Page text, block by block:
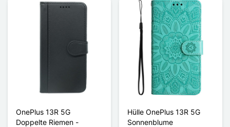
OnePlus 13R 5G
Doppelte Riemen -
Hülle OnePlus 13R 5G
Sonnenblume